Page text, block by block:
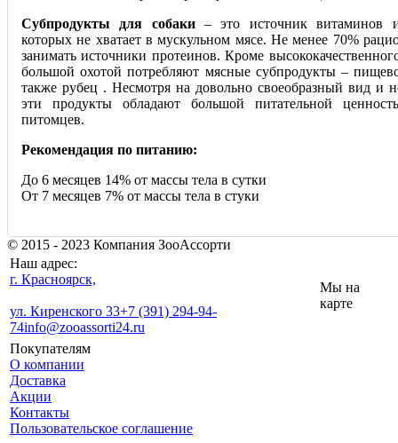
Субпродукты для собаки– это источник витаминов и
которых не хватает в мускульном мясе. Не менее 70%
занимать источники протеинов. Кроме
большой охотой потребляют мясные субпродукты –
также рубец . Несмотря на довольно своеобразный вид и
эти продукты обладают большой питательной
питомцев.
Рекомендация по питанию:
До 6 месяцев 14% от массы тела в сутки
От 7 месяцев 7% от массы тела в стуки
© 2015 - 2023 Компания ЗооАссорти
Наш адрес:
г. Красноярск,
ул. Киренского 33+7 (391) 294-94-
74info@zooassorti24.ru
Мы на
карте
Покупателям
О компании
Доставка
Акции
Контакты
Пользовательское соглашение